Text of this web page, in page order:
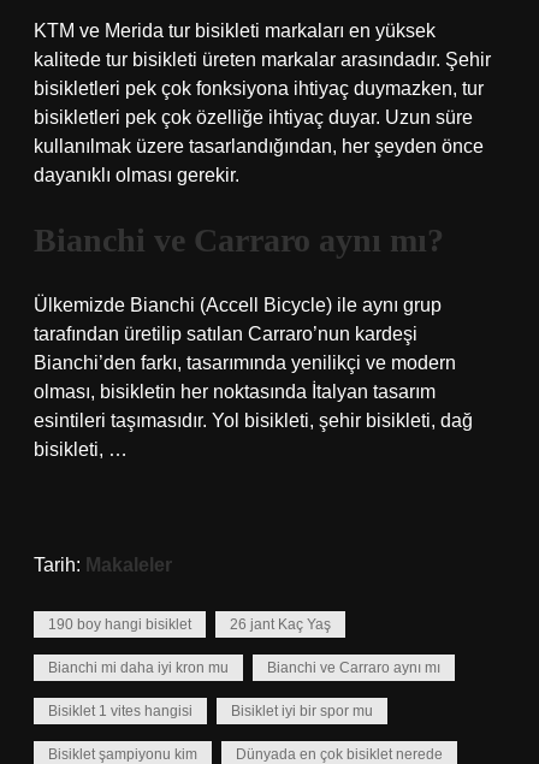
KTM ve Merida tur bisikleti markaları en yüksek
kalitede tur bisikleti üreten markalar arasındadır. Şehir
bisikletleri pek çok fonksiyona ihtiyaç duymazken, tur
bisikletleri pek çok özelliğe ihtiyaç duyar. Uzun süre
kullanılmak üzere tasarlandığından, her şeyden önce
dayanıklı olması gerekir.
Bianchi ve Carraro aynı mı?
Ülkemizde Bianchi (Accell Bicycle) ile aynı grup
tarafından üretilip satılan Carraro’nun kardeşi
Bianchi’den farkı, tasarımında yenilikçi ve modern
olması, bisikletin her noktasında İtalyan tasarım
esintileri taşımasıdır. Yol bisikleti, şehir bisikleti, dağ
bisikleti, …
Tarih: Makaleler
190 boy hangi bisiklet 26 jant Kaç Yaş
Bianchi mi daha iyi kron mu Bianchi ve Carraro aynı mı
Bisiklet 1 vites hangisi Bisiklet iyi bir spor mu
Bisiklet şampiyonu kim Dünyada en çok bisiklet nerede